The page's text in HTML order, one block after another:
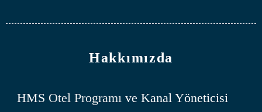
Hakkımızda
HMS Otel Programıve Kanal Yöneticisi